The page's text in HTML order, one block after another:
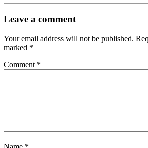
Leave a comment
Your email address will not be published.
marked *
Comment *
Name *